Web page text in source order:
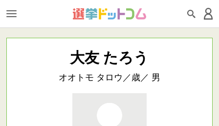
大友 たろう
オオトモ タロウ／歳／ 男